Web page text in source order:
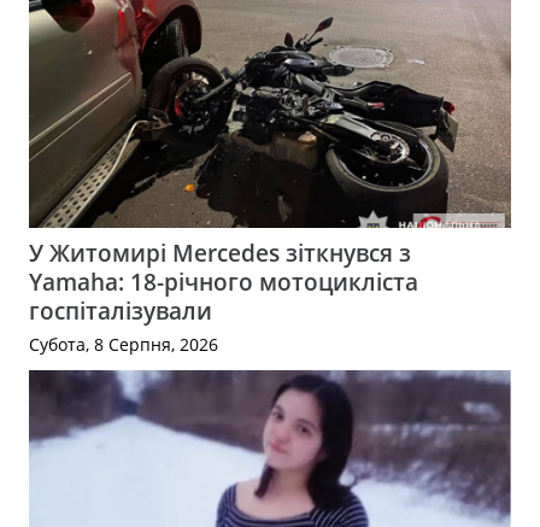
У Житомирі Mercedes зіткнувся з
Yamaha: 18-річного мотоцикліста
госпіталізували
Субота, 8 Серпня, 2026